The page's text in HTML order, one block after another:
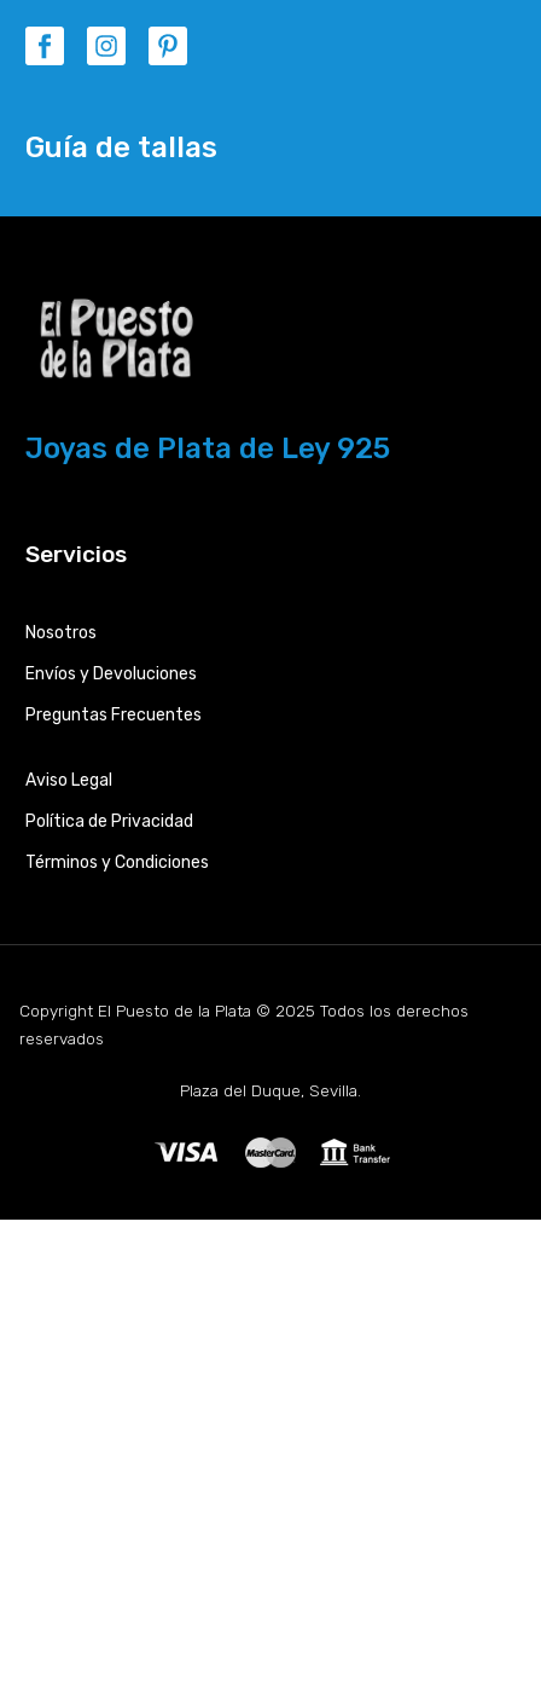
Guía de tallas
Joyas de Plata de Ley 925
Servicios
Nosotros
Envíos y Devoluciones
Preguntas Frecuentes
Aviso Legal
Política de Privacidad
Términos y Condiciones
Copyright El Puesto de la Plata © 2025 Todos los derechos
reservados
Plaza del Duque, Sevilla.